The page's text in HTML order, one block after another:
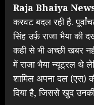
Raja Bhaiya
करवट बदल रही है.
सिंह उर्फ़ राजा भैया की
कही से भी अच्छी खबर
में राजा भैया न्यूट्रल थे
शामिल अपना दल (एस)
दिया है, जिससे खुद